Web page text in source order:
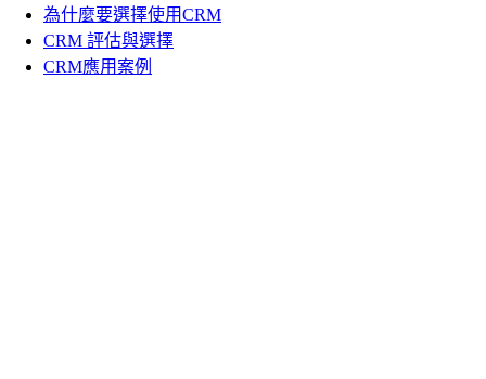
為什麼要選擇使用CRM
CRM 評估與選擇
CRM應用案例